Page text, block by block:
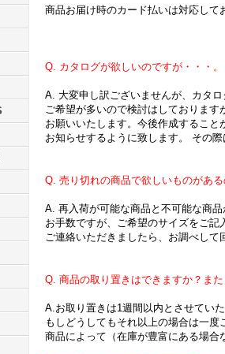
商品お届け時のカード払いは対応して
Q. カタログが欲しいのですが・・・。
A. 大変申し訳ございませんが、カタ
ご希望が多いので検討はしておりま
お願いいたします。今後作成するこ
お知らせするように致します。 その
Q. 売り切れの商品で欲しいものがあ
A. 再入荷が可能な商品と不可能な商
お手数ですが、ご希望のサイズをご
ご連絡いただきましたら、お調べして
Q. 商品の取り置きはできますか？ま
A.お取り置きは1週間以内とさせてい
もしどうしてもそれ以上の場合は一度
商品によって（在庫が豊富にある場